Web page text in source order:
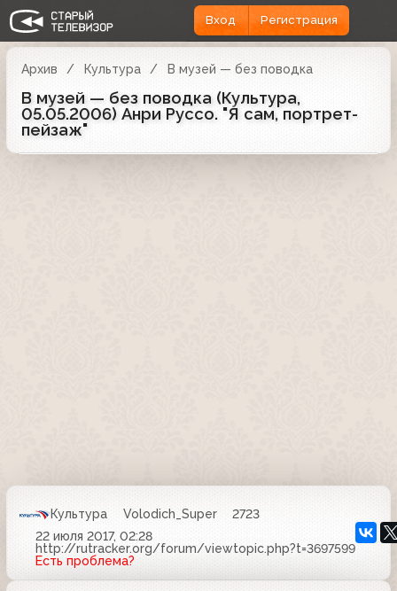
Вход Регистрация
Архив Культура В музей — без поводка
В музей — без поводка (Культура,
05.05.2006) Анри Руссо. "Я сам, портрет-
пейзаж"
Культура Volodich_Super
2723
22 июля 2017, 02:28
http://rutracker.org/forum/viewtopic.php?t=3697599
Есть проблема?